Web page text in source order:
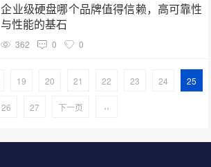
企业级硬盘哪个品牌值得信赖，高可靠性
与性能的基石
362 0 0
19 20 21 22 23 24 25
26 27 下一页 ››